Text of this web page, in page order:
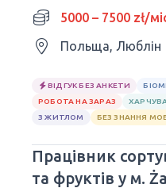
5000 – 7500 zł/
Польща, Люблін
ВІДГУК БЕЗ АНКЕТИ
РОБОТА НА ЗАРАЗ
З ЖИТЛОМ
БЕЗ ЗНАННЯ
Працівник
та фруктів у м.